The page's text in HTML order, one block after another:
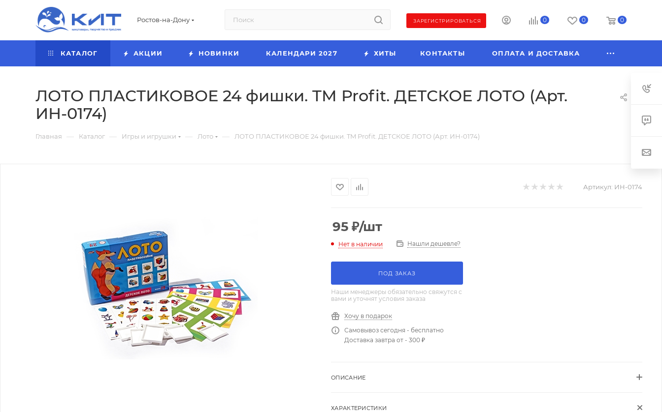
Ростов-на-Дону ЗАРЕГИСТРИРОВАТЬСЯ 0 0 0
КАТАЛОГ АКЦИИ НОВИНКИ КАЛЕНДАРИ 2027 ХИТЫ КОНТАКТЫ ОПЛАТА И ДОСТАВКА
ЛОТО ПЛАСТИКОВОЕ 24 фишки. TM Profit. ДЕТСКОЕ ЛОТО (Арт.
ИН-0174)
Главная — Каталог — Игры и игрушки — Лото — ЛОТО ПЛАСТИКОВОЕ 24 фишки. TM Profit. ДЕТСКОЕ ЛОТО (Арт. ИН-0174)
Артикул: ИН-0174
95 ₽/шт
Нет в наличии Нашли дешевле?
ПОД ЗАКАЗ
Наши менеджеры обязательно свяжутся с
вами и уточнят условия заказа
Хочу в подарок
Самовывоз сегодня - бесплатно
Доставка завтра от - 300 ₽
ОПИСАНИЕ
ХАРАКТЕРИСТИКИ